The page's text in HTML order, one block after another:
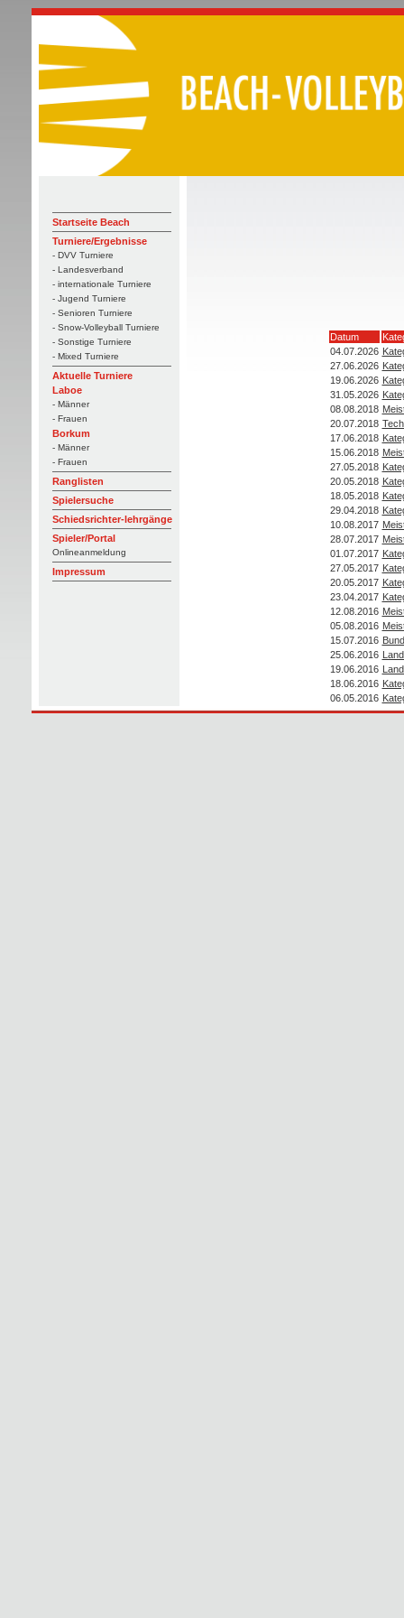
Startseite Beach
Turniere/Ergebnisse
- DVV Turniere
- Landesverband
- internationale Turniere
- Jugend Turniere
- Senioren Turniere
- Snow-Volleyball Turniere
- Sonstige Turniere
- Mixed Turniere
Aktuelle Turniere
Laboe
- Männer
- Frauen
Borkum
- Männer
- Frauen
Ranglisten
Spielersuche
Schiedsrichter-lehrgänge
Spieler/Portal
Onlineanmeldung
Impressum
Datum
04.07.2026
27.06.2026
19.06.2026
31.05.2026
08.08.2018
20.07.2018
17.06.2018
15.06.2018
27.05.2018
20.05.2018
18.05.2018
29.04.2018
10.08.2017
28.07.2017
01.07.2017
27.05.2017
20.05.2017
23.04.2017
12.08.2016
05.08.2016
15.07.2016
25.06.2016
19.06.2016
18.06.2016
06.05.2016